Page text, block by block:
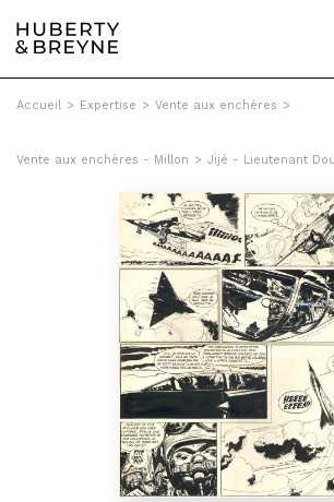
Accueil > Expertise > Vente aux enchères >
Vente aux enchères - Millon > Jijé - Lieutenant